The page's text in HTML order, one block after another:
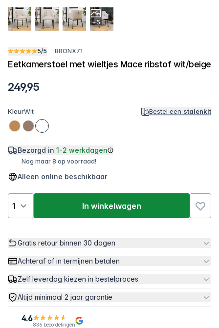
+5
5/5 BRONX71
Eetkamerstoel met wieltjes Mace ribstof wit/beige
249,95
KleurWit Bestel een stalenkit
Bezorgd in 1-2 werkdagen
Nog maar 8 op voorraad!
Alleen online beschikbaar
In winkelwagen
Gratis retour binnen 30 dagen
Achteraf of in termijnen betalen
Zelf leverdag kiezen in bestelproces
Altijd minimaal 2 jaar garantie
4.6
836 beoordelingen